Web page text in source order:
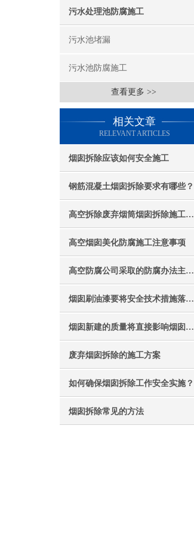
污水处理池防腐施工
污水池堵漏
污水池防腐施工
查看更多 >>
相关文章
RELEVANT ARTICLES
烟囱拆除应该如何安全施工
钢筋混凝土烟囱拆除要求有哪些？
高空拆除废弃烟筒烟囱拆除施工措施 ：
高空烟囱美化防腐施工注意事项
高空防腐公司采取的防腐办法主要有哪些？
烟囱刷油漆要将安全技术措施落实到位
烟囱新建的质量将直接影响烟囱防腐工程的难度
废弃烟囱拆除的施工方案
如何确保烟囱拆除工作安全实施？
烟囱拆除常见的方法